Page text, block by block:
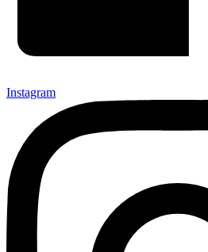
Instagram